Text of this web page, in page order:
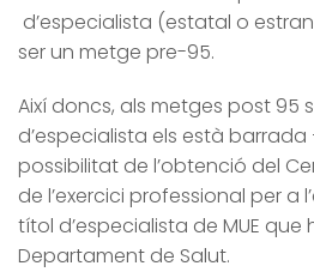
d’especialista (estatal o
ser un metge pre-95.
Així doncs, als metges post 95
d’especialista els està
possibilitat de l’obtenció del
de l’exercici professional per a
títol d’especialista de MUE que
Departament de Salut.